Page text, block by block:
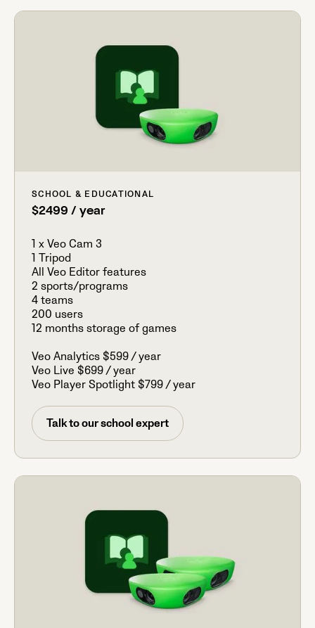
SCHOOL & EDUCATIONAL
$2499 / year
1 x Veo Cam 3
1 Tripod
All Veo Editor features
2 sports/programs
4 teams
200 users
12 months storage of games
Veo Analytics $599 / year
Veo Live $699 / year
Veo Player Spotlight $799 / year
Talk to our school expert